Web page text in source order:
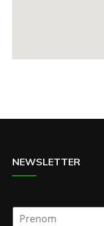
NEWSLETTER